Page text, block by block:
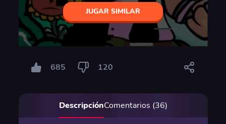
JUGAR SIMILAR
685 120
DescripciónComentarios (36)